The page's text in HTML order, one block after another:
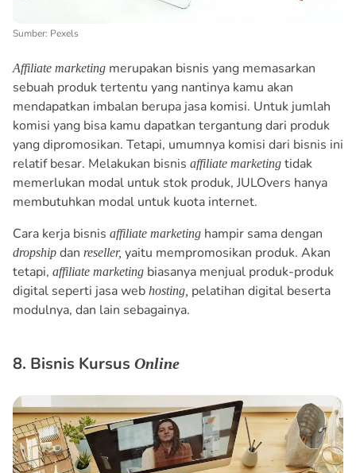
Sumber: Pexels
Affiliate marketing merupakan bisnis yang memasarkan
sebuah produk tertentu yang nantinya kamu akan
mendapatkan imbalan berupa jasa komisi. Untuk jumlah
komisi yang bisa kamu dapatkan tergantung dari produk
yang dipromosikan. Tetapi, umumnya komisi dari bisnis ini
relatif besar. Melakukan bisnis affiliate marketing tidak
memerlukan modal untuk stok produk, JULOvers hanya
membutuhkan modal untuk kuota internet.
Cara kerja bisnis affiliate marketing hampir sama dengan
dropship dan reseller, yaitu mempromosikan produk. Akan
tetapi, affiliate marketing biasanya menjual produk-produk
digital seperti jasa web hosting, pelatihan digital beserta
modulnya, dan lain sebagainya.
8. Bisnis Kursus Online